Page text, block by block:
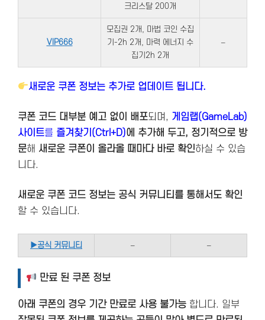
크리스탈 200개
VIP666
모집권 2개, 마법 코인 수집
기-2h 2개, 마력 에너지 수
집기2h 2개
–
새로운 쿠폰 정보는 추가로 업데이트 됩니다.
쿠폰 코드 대부분 예고 없이 배포되며, 게임랩(GameLab)
사이트를 즐겨찾기(Ctrl+D)에 추가해 두고, 정기적으로 방
문해 새로운 쿠폰이 올라올 때마다 바로 확인하실 수 있습
니다.
새로운 쿠폰 코드 정보는 공식 커뮤니티를 통해서도 확인
할 수 있습니다.
▶공식 커뮤니티 – –
만료 된 쿠폰 정보
아래 쿠폰의 경우 기간 만료로 사용 불가능 합니다. 일부